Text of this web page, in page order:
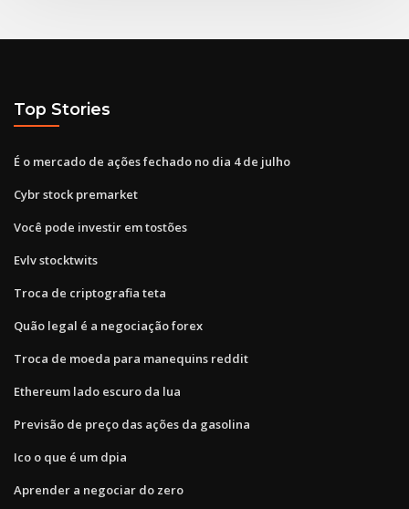
Top Stories
É o mercado de ações fechado no dia 4 de julho
Cybr stock premarket
Você pode investir em tostões
Evlv stocktwits
Troca de criptografia teta
Quão legal é a negociação forex
Troca de moeda para manequins reddit
Ethereum lado escuro da lua
Previsão de preço das ações da gasolina
Ico o que é um dpia
Aprender a negociar do zero